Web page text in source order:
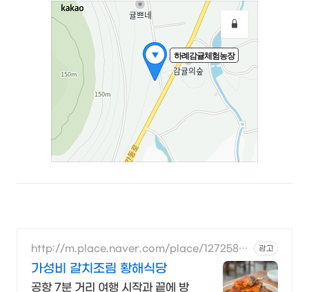
http://m.place.naver.com/place/1272584
236
광고
가성비 갈치조림 황해식당
공항 7분 거리 여행 시작과 끝에 방